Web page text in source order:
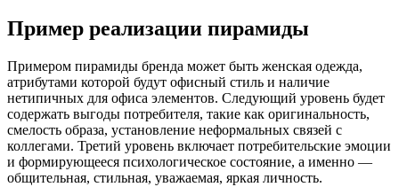
Пример реализации пирамиды
Примером пирамиды бренда может быть женская одежда,
атрибутами которой будут офисный стиль и наличие
нетипичных для офиса элементов. Следующий уровень будет
содержать выгоды потребителя, такие как оригинальность,
смелость образа, установление неформальных связей с
коллегами. Третий уровень включает потребительские эмоции
и формирующееся психологическое состояние, а именно —
общительная, стильная, уважаемая, яркая личность.